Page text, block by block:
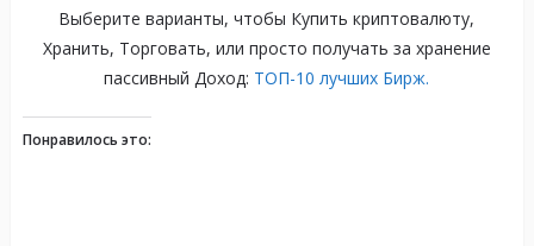
Выберите варианты, чтобы Купить криптовалюту,
Хранить, Торговать, или просто получать за хранение
пассивный Доход: ТОП-10 лучших Бирж.
Понравилось это: